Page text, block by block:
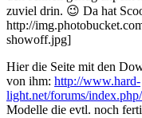
zuviel drin. 😉 Da hat
http://
showoff.jpg]
Hier die Seite mit den
von ihm: http://www.hard-
light.net/forums/
Modelle die evtl. noch